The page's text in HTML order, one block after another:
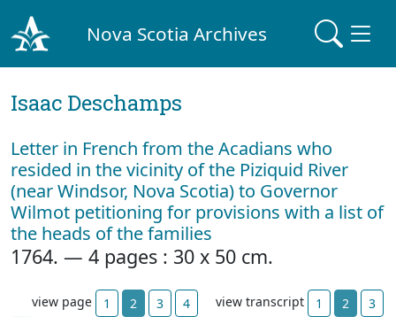
Nova Scotia Archives
Isaac Deschamps
Letter in French from the Acadians who
resided in the vicinity of the Piziquid River
(near Windsor, Nova Scotia) to Governor
Wilmot petitioning for provisions with a list of
the heads of the families
1764. — 4 pages : 30 x 50 cm.
view page 1 2 3 4 view transcript 1 2
3